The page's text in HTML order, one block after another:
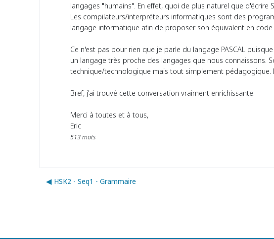
langages "humains". En effet, quoi de plus naturel que d'écrire
Les compilateurs/interpréteurs informatiques sont des
langage informatique afin de proposer son équivalent en
Ce n'est pas pour rien que je parle du langage PASCAL
un langage très proche des langages que nous connaissons.
technique/technologique mais tout simplement pédagogique.
Bref, j'ai trouvé cette conversation vraiment enrichissante.
Merci à toutes et à tous,
Eric
513 mots
◀︎ HSK2 - Seq1 - Grammaire